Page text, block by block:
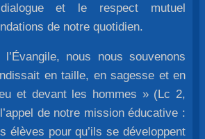
et le respect mutuel
de notre quotidien.
nous nous souvenons
en taille, en sagesse et en
et devant les hommes » (Lc 2,
de notre mission éducative :
élèves pour qu’ils se développent